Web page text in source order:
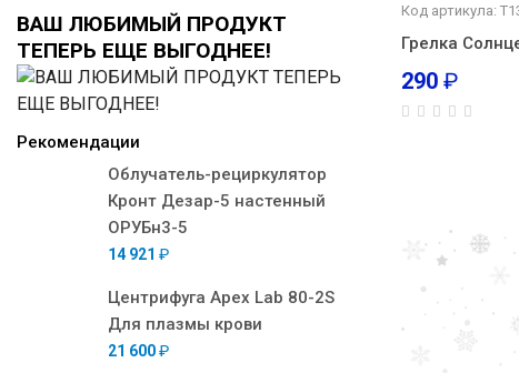
ВАШ ЛЮБИМЫЙ ПРОДУКТ
ТЕПЕРЬ ЕЩЕ ВЫГОДНЕЕ!
Рекомендации
Облучатель-рециркулятор
Кронт Дезар-5 настенный
ОРУБн3-5
14 921 ₽
Центрифуга Apex Lab 80-2S
Для плазмы крови
21 600₽
Код артикула:
Грелка
290 ₽